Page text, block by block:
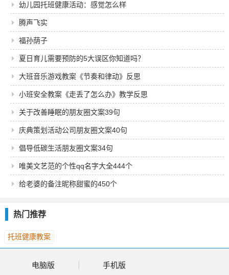
幼儿园托班健康活动：感觉怎么样
腾声飞实
福孙荫子
夏日育儿需要预防的5大误区你知道吗？
大班音乐游戏教案《节奏和律动》反思
小班安全教案《走丢了怎么办》教学反思
关于改善睡眠的朋友圈文案39句
庆典策划活动公司朋友圈文案40句
倡导低碳生活朋友圈文案34句
唯美文艺范的个性qq名字大全444个
给老婆的备注昵称甜蜜的450个
热门推荐
托班健康教案
电脑版 手机版